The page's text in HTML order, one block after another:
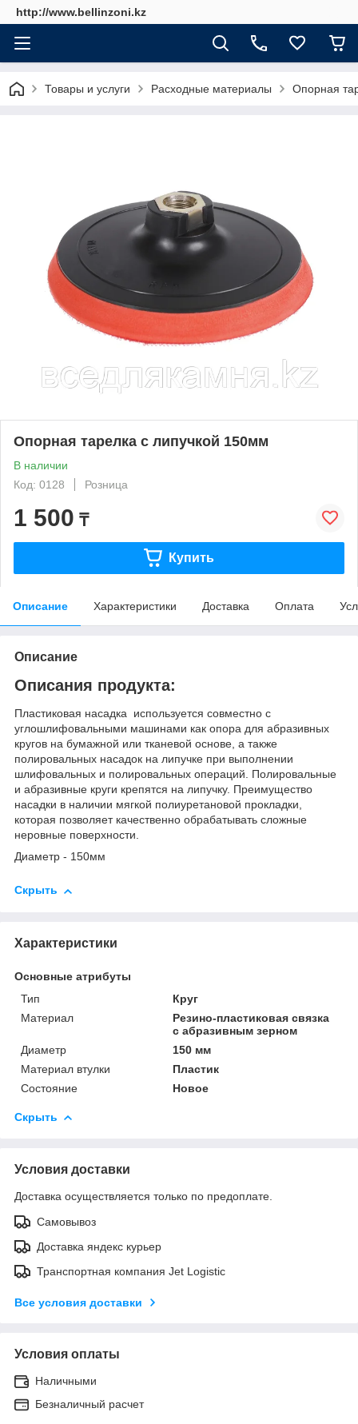
http://www.bellinzoni.kz
Товары и услуги Расходные материалы Опорная
Опорная тарелка с липучкой 150мм
В наличии
Код: 0128
Розница
1 500 ₸
Купить
Описание Характеристики Доставка Оплата
Описание
Описания продукта:
Пластиковая насадка используется совместно с
углошлифовальными машинами как опора для абразивных
кругов на бумажной или тканевой основе, а также
полировальных насадок на липучке при выполнении
шлифовальных и полировальных операций. Полировальные
и абразивные круги крепятся на липучку. Преимущество
насадки в наличии мягкой полиуретановой прокладки,
которая позволяет качественно обрабатывать сложные
неровные поверхности.
Диаметр - 150мм
Скрыть
Характеристики
Основные атрибуты
Тип
Круг
Материал
Резино-пластиковая связка
с абразивным зерном
Диаметр
150 мм
Материал втулки
Пластик
Состояние
Новое
Скрыть
Условия доставки
Доставка осуществляется только по предоплате.
Самовывоз
Доставка яндекс курьер
Транспортная компания Jet Logistic
Все условия доставки
Условия оплаты
Наличными
Безналичный расчет